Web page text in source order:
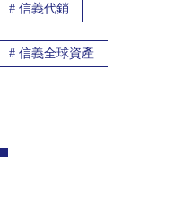
# 信義代銷
# 信義全球資產